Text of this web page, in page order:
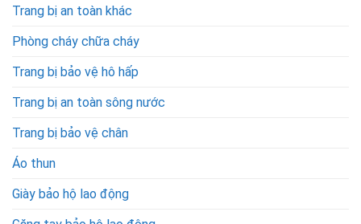
Trang bị an toàn khác
Phòng cháy chữa cháy
Trang bị bảo vệ hô hấp
Trang bị an toàn sông nước
Trang bị bảo vệ chân
Áo thun
Giày bảo hộ lao động